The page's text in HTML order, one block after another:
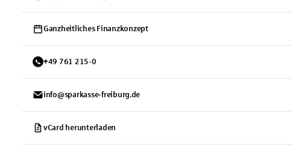
Ganzheitliches Finanzkonzept
+49 761 215-0
info@sparkasse-freiburg.de
vCard herunterladen